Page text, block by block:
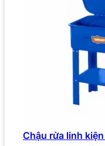
Chậu rửa linh